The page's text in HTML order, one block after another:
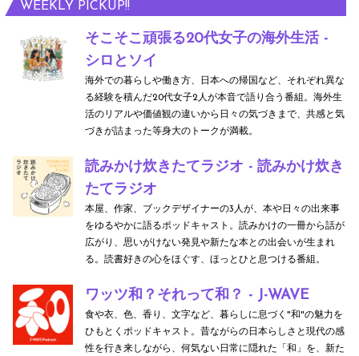
WEEKLY PICKUP!!
そこそこ頑張る20代女子の海外生活 -
シロとソイ
海外での暮らしや働き方、日本への帰国など、それぞれ異な
る経験を積んだ20代女子2人が本音で語り合う番組。海外生
活のリアルや価値観の違いから日々の気づきまで、共感と気
づきが詰まった等身大のトークが満載。
読みかけ炊きたてラジオ - 読みかけ炊き
たてラジオ
本屋、作家、ブックデザイナーの3人が、本や日々の出来事
をゆるやかに語るポッドキャスト。読みかけの一冊から話が
広がり、思いがけない発見や新たな本との出会いが生まれ
る。読書好きの心をほぐす、ほっとひと息つける番組。
ワッツ和？それって和？ - J-WAVE
食や衣、色、香り、文字など、暮らしに息づく"和"の魅力を
ひもとくポッドキャスト。昔ながらの日本らしさと現代の感
性を行き来しながら、何気ない日常に隠れた「和」を、新た